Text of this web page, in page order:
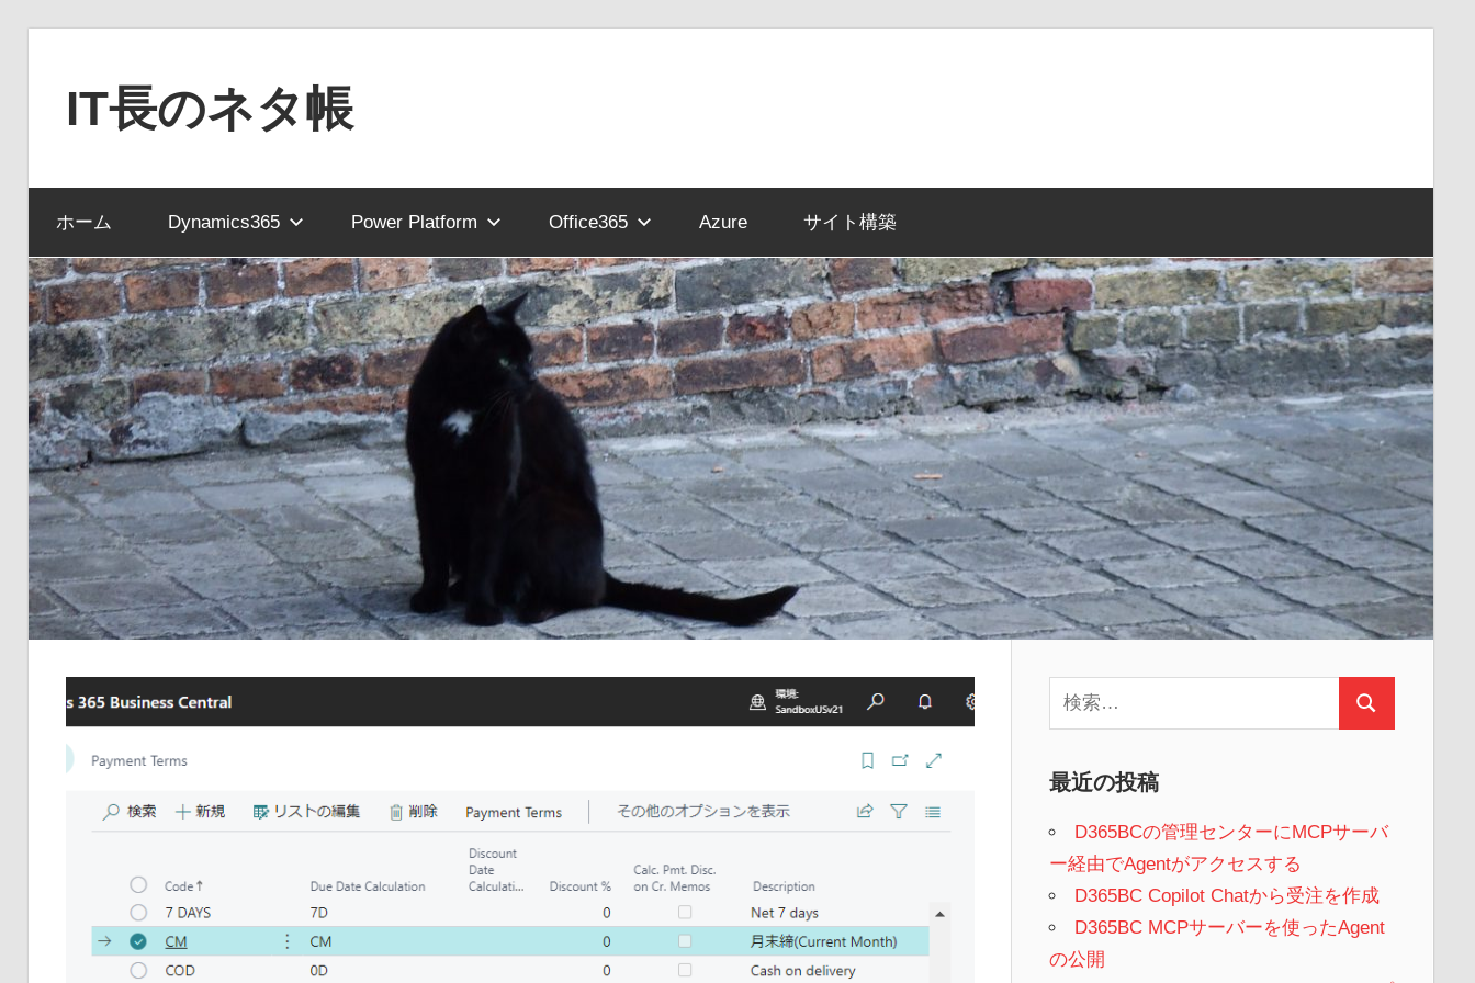
キ
ッ
プ
IT長のネタ帳
NAV
と
Dynamics365
financial
を
中
心
に
MS
製
品
の
ネ
タ
を
供
ホーム Dynamics365 Power Platform Office365 Azure サイト構築
索:
検
最近の投稿
D365BCの管理センターにMCPサーバ
ー経由でAgentがアクセスする
D365BC Copilot Chatから受注を作成
D365BC MCPサーバーを使ったAgent
の公開